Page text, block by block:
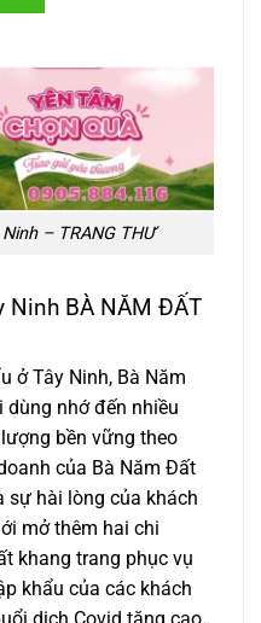
– TRANG THƯ
Ninh BÀ NĂM ĐẤT
ở Tây Ninh, Bà Năm
nhớ đến nhiều
bền vững theo
của Bà Năm Đất
hài lòng của khách
mở thêm hai chi
khang trang phục vụ
khẩu của các khách